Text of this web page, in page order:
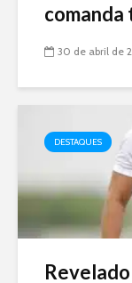
comanda
30 de abril de
DESTAQUES